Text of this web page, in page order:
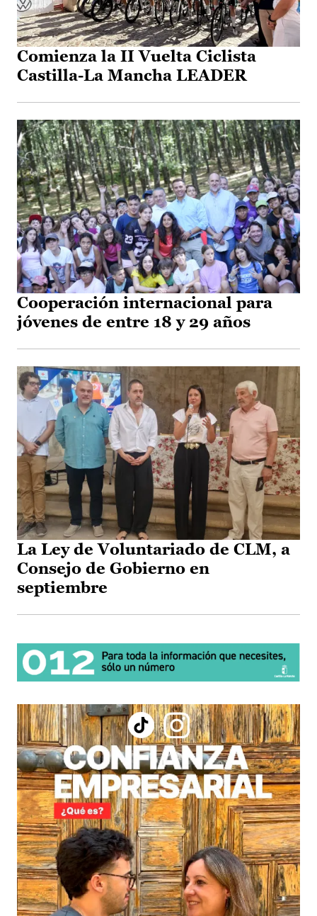
Comienza la II Vuelta Ciclista
Castilla-La Mancha LEADER
Cooperación internacional para
jóvenes de entre 18 y 29 años
La Ley de Voluntariado de CLM, a
Consejo de Gobierno en
septiembre